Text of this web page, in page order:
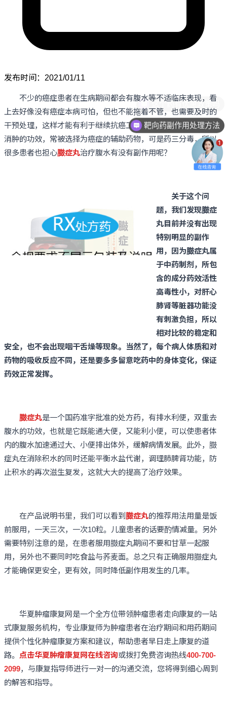
发布时间：2021/01/11
不少的癌症患者在生病期间都会有腹水等不适临床表现，看
上去好像没有癌症本病可怕，但也不能拖着不管，也需要及时的
干预处理，这样才能有利于继续抗癌工作的进行。臌症丸有利水
消肿的功效，常被选择为癌症的辅助药物，可是药三分毒，所以
很多患者也担心臌症丸治疗腹水有没有副作用呢？
关于这个问
题，我们发现臌症
丸目前并没有出现
特别明显的副作
用，因为臌症丸属
于中药制剂，所包
含的成分药效活性
高毒性小，对肝心
肺肾等脏器功能没
有刺激负担，所以
相对比较的稳定和
安全，也不会出现咽干舌燥等现象。当然了，每个病人体质和对
药物的吸收反应不同，还是要多多留意吃药中的身体变化，保证
药效正常发挥。
臌症丸是一个国药准字批准的处方药，有排水利便，双重去
腹水的功效，也就是它既能通大便，又能利小便，可以使患者体
内的腹水加速通过大、小便排出体外，缓解病情发展。此外，臌
症丸在消除积水的同时还能平衡水盐代谢，调理肺脾肾功能，防
止积水的再次滋生复发，这就大大的提高了治疗效果。
在产品说明书里，我们可以看到臌症丸的推荐用法用量是饭
前服用，一天三次，一次10粒。儿童患者的话要酌情减量。另外
需要特别注意的是，在患者服用臌症丸期间不要和甘草一起服
用，另外也不要同时吃食盐与荞麦面。总之只有正确服用臌症丸
才能确保更安全，更有效，同时降低副作用发生的几率。
华夏肿瘤康复网是一个全方位带领肿瘤患者走向康复的一站
式康复服务机构，专业康复师为肿瘤患者在治疗期间和用药期间
提供个性化肿瘤康复方案和建议，帮助患者早日走上康复的道
路。 点击华夏肿瘤康复网在线咨询或拨打免费咨询热线400-700-
2099，与康复指导师进行一对一的沟通交流，您将得到细心周到
的解答和指导。
靶向药副作用处理方法